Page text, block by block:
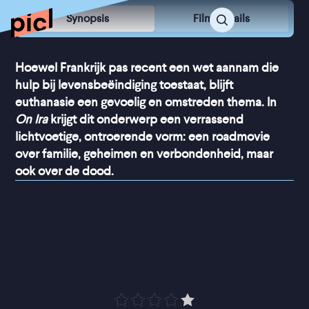
Synopsis Film Details
Hoewel Frankrijk pas recent een wet aannam die
hulp bij levensbeëindiging toestaat, blijft
euthanasie een gevoelig en omstreden thema. In
On Irakrijgt dit onderwerp een verrassend
lichtvoetige, ontroerende vorm: een roadmovie
over familie, geheimen en verbondenheid, maar
ook over de dood.